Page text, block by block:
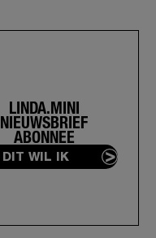
LINDA.MINI
NIEUWSBRIEF
ABONNEE
DIT WIL IK